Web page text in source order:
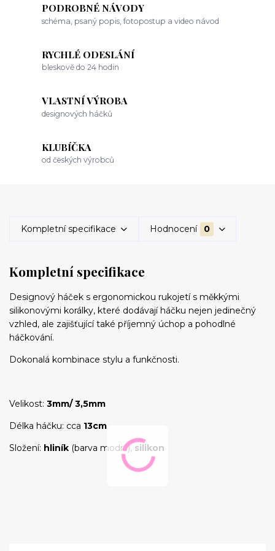
PODROBNÉ NÁVODY
schéma, psaný popis, fotopostup a video návod
RYCHLÉ ODESLÁNÍ
bleskově do 24 hodin
VLASTNÍ VÝROBA
designových háčků
KLUBÍČKA
od českých výrobců
Kompletní specifikace Hodnocení 0
Kompletní specifikace
Designový háček s ergonomickou rukojetí s měkkými
silikonovými korálky, které dodávají háčku nejen jedinečný
vzhled, ale zajišťující také příjemný úchop a pohodlné
háčkování.
Dokonalá kombinace stylu a funkčnosti.
Velikost: 3mm/ 3,5mm
Délka háčku: cca 13cm
Složení: hliník (barva modrá), silikon